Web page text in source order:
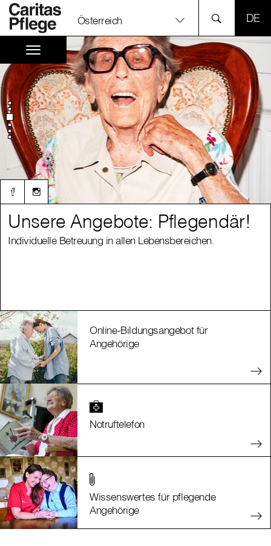
Österreich
Unsere Angebote: Pflegendär!
Individuelle Betreuung in allen Lebensbereichen.
Unsere Angebote: Pflegendär!
Individuelle Betreuung in allen Lebensbereichen.
Online-Bildungsangebot für
Angehörige
Notruftelefon
Wissenswertes für pflegende
Angehörige